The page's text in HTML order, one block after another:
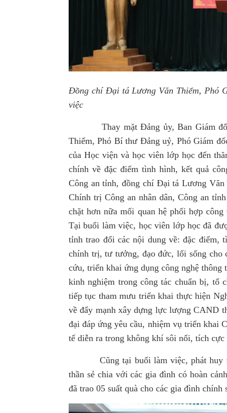
Đồng chí Đại tá Lương Văn Thiểm, Phó
việc
Thay mặt Đảng ủy, Ban Giám đốc
Thiểm, Phó Bí thư Đảng uỷ, Phó Giám
của Học viện và học viên lớp học đến
chính về đặc điểm tình hình, kết quả
Công an tỉnh, đồng chí Đại tá Lương
Chính trị Công an nhân dân, Công an
chặt hơn nữa mối quan hệ phối hợp
Tại buổi làm việc, học viên lớp học đã
tỉnh trao đổi các nội dung về: đặc điểm,
chính trị, tư tưởng, đạo đức, lối sống cho
cứu, triển khai ứng dụng công nghệ
kinh nghiệm trong công tác chuẩn bị, tổ
tiếp tục tham mưu triển khai thực hiện
về đẩy mạnh xây dựng lực lượng CAND
đại đáp ứng yêu cầu, nhiệm vụ triển khai
tế diễn ra trong không khí sôi nổi, tích
Cũng tại buổi làm việc, phát huy
thần sẻ chia với các gia đình có hoàn
đã trao 05 suất quà cho các gia đình chính